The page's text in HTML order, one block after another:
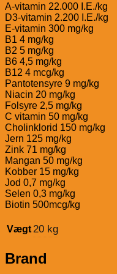
A-vitamin 22.000 I.E./kg
D3-vitamin 2.200 I.E./kg
E-vitamin 300 mg/kg
B1 4 mg/kg
B2 5 mg/kg
B6 4,5 mg/kg
B12 4 mcg/kg
Pantotensyre 9 mg/kg
Niacin 20 mg/kg
Folsyre 2,5 mg/kg
C vitamin 50 mg/kg
Cholinklorid 150 mg/kg
Jern 125 mg/kg
Zink 71 mg/kg
Mangan 50 mg/kg
Kobber 15 mg/kg
Jod 0,7 mg/kg
Selen 0,3 mg/kg
Biotin 500mcg/kg
Vægt 20 kg
Brand